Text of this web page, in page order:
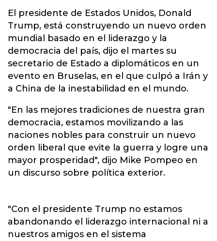
El presidente de Estados Unidos, Donald
Trump, está construyendo un nuevo orden
mundial basado en el liderazgo y la
democracia del país, dijo el martes su
secretario de Estado a diplomáticos en un
evento en Bruselas, en el que culpó a Irán y
a China de la inestabilidad en el mundo.
"En las mejores tradiciones de nuestra gran
democracia, estamos movilizando a las
naciones nobles para construir un nuevo
orden liberal que evite la guerra y logre una
mayor prosperidad", dijo Mike Pompeo en
un discurso sobre política exterior.
"Con el presidente Trump no estamos
abandonando el liderazgo internacional ni a
nuestros amigos en el sistema